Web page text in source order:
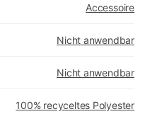
Accessoire
Nicht anwendbar
Nicht anwendbar
100% recyceltes Polyester